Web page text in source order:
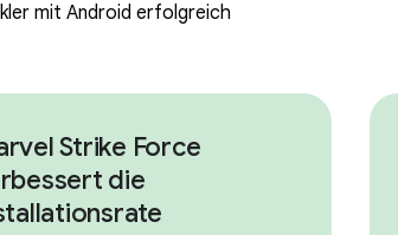
mit Android erfolgreich
Strike Force
die